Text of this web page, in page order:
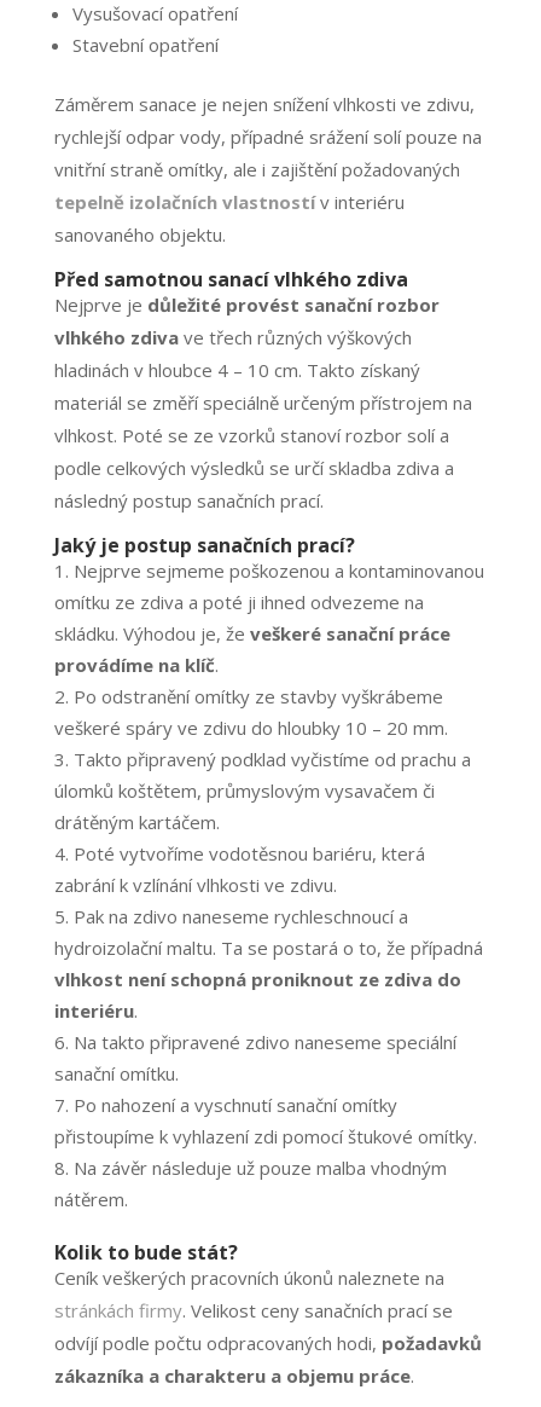
Vysušovací opatření
Stavební opatření
Záměrem sanace je nejen snížení vlhkosti ve zdivu,
rychlejší odpar vody, případné srážení solí pouze na
vnitřní straně omítky, ale i zajištění požadovaných
tepelně izolačních vlastností v interiéru
sanovaného objektu.
Před samotnou sanací vlhkého zdiva
Nejprve je důležité provést sanační rozbor
vlhkého zdivave třech různých výškových
hladinách v hloubce 4 – 10 cm. Takto získaný
materiál se změří speciálně určeným přístrojem na
vlhkost. Poté se ze vzorků stanoví rozbor solí a
podle celkových výsledků se určí skladba zdiva a
následný postup sanačních prací.
Jaký je postup sanačních prací?
Nejprve sejmeme poškozenou a kontaminovanou
omítku ze zdiva a poté ji ihned odvezeme na
skládku. Výhodou je, že veškeré sanační práce
provádíme na klíč.
Po odstranění omítky ze stavby vyškrábeme
veškeré spáry ve zdivu do hloubky 10 – 20 mm.
Takto připravený podklad vyčistíme od prachu a
úlomků koštětem, průmyslovým vysavačem či
drátěným kartáčem.
Poté vytvoříme vodotěsnou bariéru, která
zabrání k vzlínání vlhkosti ve zdivu.
Pak na zdivo naneseme rychleschnoucí a
hydroizolační maltu. Ta se postará o to, že případná
vlhkost není schopná proniknout ze zdiva do
interiéru.
Na takto připravené zdivo naneseme speciální
sanační omítku.
Po nahození a vyschnutí sanační omítky
přistoupíme k vyhlazení zdi pomocí štukové omítky.
Na závěr následuje už pouze malba vhodným
nátěrem.
Kolik to bude stát?
Ceník veškerých pracovních úkonů naleznete na
stránkách firmy. Velikost ceny sanačních prací se
odvíjí podle počtu odpracovaných hodi, požadavků
zákazníka a charakteru a objemu práce.